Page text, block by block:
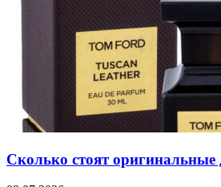
Сколько стоят